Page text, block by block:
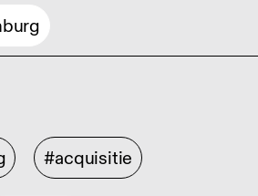
#acquisitie